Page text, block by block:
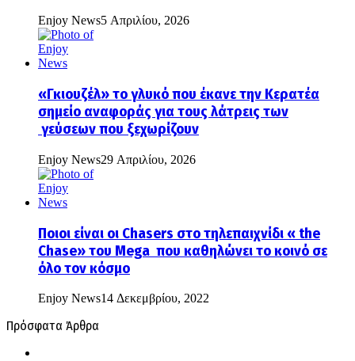
Enjoy News5 Απριλίου, 2026
«Γκιουζέλ» το γλυκό που έκανε την Κερατέα
σημείο αναφοράς για τους λάτρεις των
γεύσεων που ξεχωρίζουν
Enjoy News29 Απριλίου, 2026
Ποιοι είναι οι Chasers στο τηλεπαιχνίδι « the
Chase» του Mega που καθηλώνει το κοινό σε
όλο τον κόσμο
Enjoy News14 Δεκεμβρίου, 2022
Πρόσφατα Άρθρα